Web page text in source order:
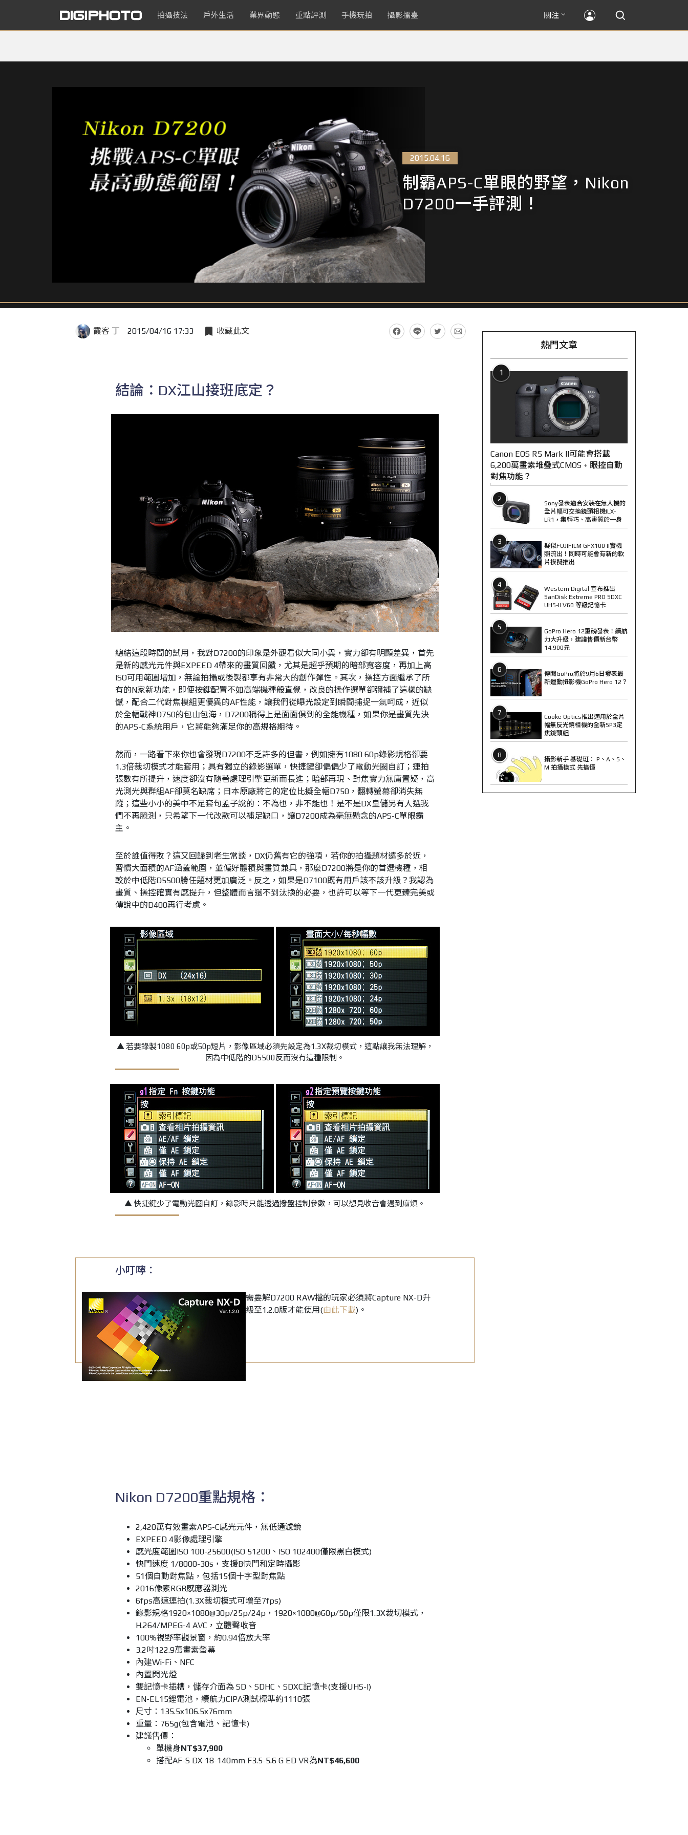
拍攝技法 戶外生活 業界動態 重點評測 手機玩拍 攝影擂臺 關注
2015.04.16
制霸APS-C單眼的野望，Nikon
D7200一手評測！
霞客 丁 2015/04/16 17:33 收藏此文
結論：DX江山接班底定？
總結這段時間的試用，我對D7200的印象是外觀看似大同小異，實力卻有明顯差異，首先
是新的感光元件與EXPEED 4帶來的畫質回饋，尤其是超乎預期的暗部寬容度，再加上高
ISO可用範圍增加，無論拍攝或後製都享有非常大的創作彈性。其次，操控方面繼承了所
有的N家新功能，即便按鍵配置不如高端機種般直覺，改良的操作選單卻彌補了這樣的缺
憾，配合二代對焦模組更優異的AF性能，讓我們從曝光設定到瞬間捕捉一氣呵成，近似
於全幅戰神D750的包山包海，D7200稱得上是面面俱到的全能機種，如果你是畫質先決
的APS-C系統用戶，它將能夠滿足你的高規格期待。
然而，一路看下來你也會發現D7200不乏許多的但書，例如擁有1080 60p錄影規格卻要
1.3倍裁切模式才能套用；具有獨立的錄影選單，快捷鍵卻偏偏少了電動光圈自訂；連拍
張數有所提升，速度卻沒有隨著處理引擎更新而長進；暗部再現、對焦實力無庸置疑，高
光測光與群組AF卻莫名缺席；日本原廠將它的定位比擬全幅D750，翻轉螢幕卻消失無
蹤；這些小小的美中不足套句孟子說的：不為也，非不能也！是不是DX皇儲另有人選我
們不再臆測，只希望下一代改款可以補足缺口，讓D7200成為毫無懸念的APS-C單眼霸
主。
至於誰值得敗？這又回歸到老生常談，DX仍舊有它的強項，若你的拍攝題材遠多於近，
習慣大面積的AF涵蓋範圍，並偏好體積與畫質兼具，那麼D7200將是你的首選機種，相
較於中低階D5500勝任題材更加廣泛。反之，如果是D7100既有用戶該不該升級？我認為
畫質、操控確實有感提升，但整體而言還不到汰換的必要，也許可以等下一代更臻完美或
傳說中的D400再行考慮。
▲ 若要錄製1080 60p或50p短片，影像區域必須先設定為1.3X裁切模式，這點讓我無法理解，
因為中低階的D5500反而沒有這種限制。
▲ 快捷鍵少了電動光圈自訂，錄影時只能透過撥盤控制參數，可以想見收音會遇到麻煩。
小叮嚀：
需要解D7200 RAW檔的玩家必須將Capture NX-D升
級至1.2.0版才能使用(由此下載)。
Nikon D7200重點規格：
2,420萬有效畫素APS-C感光元件，無低通濾鏡
EXPEED 4影像處理引擎
感光度範圍ISO 100-25600(ISO 51200、ISO 102400僅限黑白模式)
快門速度 1/8000-30s，支援B快門和定時攝影
51個自動對焦點，包括15個十字型對焦點
2016像素RGB感應器測光
6fps高速連拍(1.3X裁切模式可增至7fps)
錄影規格1920×1080@30p/25p/24p，1920×1080@60p/50p僅限1.3X裁切模式，
H.264/MPEG-4 AVC，立體聲收音
100%視野率觀景窗，約0.94倍放大率
3.2吋122.9萬畫素螢幕
內建Wi-Fi、NFC
內置閃光燈
雙記憶卡插槽，儲存介面為 SD、SDHC、SDXC記憶卡(支援UHS-I)
EN-EL15鋰電池，續航力CIPA測試標準約1110張
尺寸：135.5x106.5x76mm
重量：765g(包含電池、記憶卡)
建議售價：
單機身NT$37,900
搭配AF-S DX 18-140mm F3.5-5.6 G ED VR為NT$46,600
熱門文章
1
Canon EOS R5 Mark II可能會搭載
6,200萬畫素堆疊式CMOS + 眼控自動
對焦功能？
2
Sony發表適合安裝在無人機的
全片幅可交換鏡頭相機ILX-
LR1，集輕巧、高畫質於一身
3
疑似FUJIFILM GFX100 II實機
照流出！同時可能會有新的軟
片模擬推出
4
Western Digital 宣布推出
SanDisk Extreme PRO SDXC
UHS-II V60 等級記憶卡
5
GoPro Hero 12重磅發表！續航
力大升級，建議售價新台幣
14,900元
6
傳聞GoPro將於9月6日發表最
新運動攝影機GoPro Hero 12？
7
Cooke Optics推出適用於全片
幅無反光鏡相機的全新SP3定
焦鏡頭組
8
攝影新手 基礎班： P、A、S、
M 拍攝模式 先搞懂